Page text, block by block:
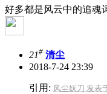
好多都是风云中的追魂
21# 清尘
2018-7-24 23:39
引用: 风尘妖刀 发表